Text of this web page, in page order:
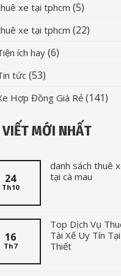
xe tại tphcm (5)
xe tại tphcm (22)
ích hay (6)
tức (53)
Hợp Đồng Giá Rẻ (141)
MỚI NHẤT
24
Th10
danh sách thuê
tại cà mau
16
Th7
Top Dịch Vụ
Tài Xế Uy Tín
Thiết